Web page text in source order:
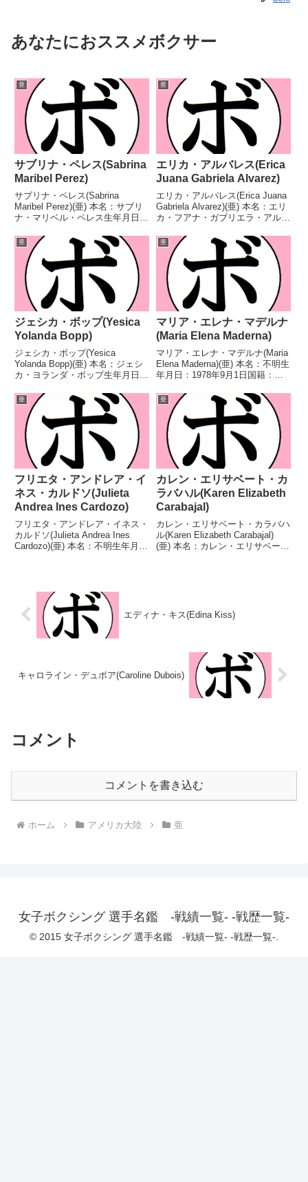
あなたにおススメボクサー
亜
サブリナ・ペレス(Sabrina
Maribel Perez)
サブリナ・ペレス(Sabrina
Maribel Perez)(亜) 本名：サブリ
ナ・マリベル・ペレス生年月日：
21戦18勝(2KO)2敗1分 【獲得タ
イトル】WBCスペイン語圏女子
バンタム級王座WBA世...
亜
エリカ・アルバレス(Erica
Juana Gabriela Alvarez)
エリカ・アルバレス(Erica Juana
Gabriela Alvarez)(亜) 本名：エリ
カ・フアナ・ガブリエラ・アルバ
籍：亜戦績：26戦8勝(1KO)18
敗 【獲得タイトル】FABアルゼ
ンチンウェ...
亜
ジェシカ・ボップ(Yesica
Yolanda Bopp)
ジェシカ・ボップ(Yesica
Yolanda Bopp)(亜) 本名：ジェシ
カ・ヨランダ・ボップ生年月日：
戦39勝(16KO)3敗 【獲得タイト
ル】WBCインターナショナル女
子ライトフライ級王座WBO...
亜
マリア・エレナ・マデルナ
(Maria Elena Maderna)
マリア・エレナ・マデルナ(Maria
Elena Maderna)(亜) 本名：不明生
年月日：1978年9月1日国籍：亜
分 【獲得タイトル】FABアルゼ
ンチン女子ライト級王座第3代
WBO世界女子ライト級王...
亜
フリエタ・アンドレア・イ
ネス・カルドソ(Julieta
Andrea Ines Cardozo)
フリエタ・アンドレア・イネス・
カルドソ(Julieta Andrea Ines
Cardozo)(亜) 本名：不明生年月
FABアルゼン...
亜
カレン・エリサベート・カ
ラバハル(Karen Elizabeth
Carabajal)
カレン・エリサベート・カラバハ
ル(Karen Elizabeth Carabajal)
(亜) 本名：カレン・エリサベー
エディナ・キス(Edina Kiss)
キャロライン・デュボア(Caroline Dubois)
コメント
コメントを書き込む
ホーム アメリカ大陸 亜
女子ボクシング 選手名鑑 -戦績一覧- -戦歴一覧-
© 2015 女子ボクシング 選手名鑑 -戦績一覧- -戦歴一覧-.